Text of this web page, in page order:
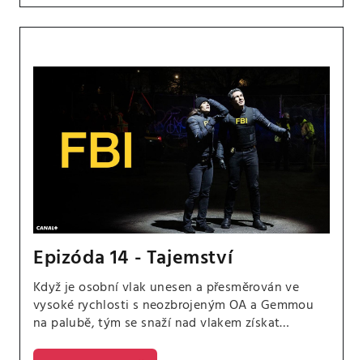
Epizóda 14 - Tajemství
Když je osobní vlak unesen a přesměrován ve
vysoké rychlosti s neozbrojeným OA a Gemmou
na palubě, tým se snaží nad vlakem získat